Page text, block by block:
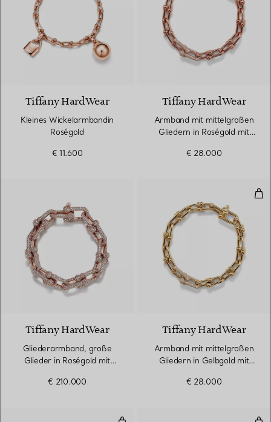
2 Materialien
Tiffany HardWear
Kleines Wickelarmbandin
Roségold
€ 11.600
Tiffany HardWear
Armband mit mittelgroßen
Gliedern in Roségold mit
€ 28.000
Tiffany HardWear
Gliederarmband, große
Glieder in Roségold mit
€ 210.000
Tiffany HardWear
Armband mit mittelgroßen
Gliedern in Gelbgold mit
€ 28.000